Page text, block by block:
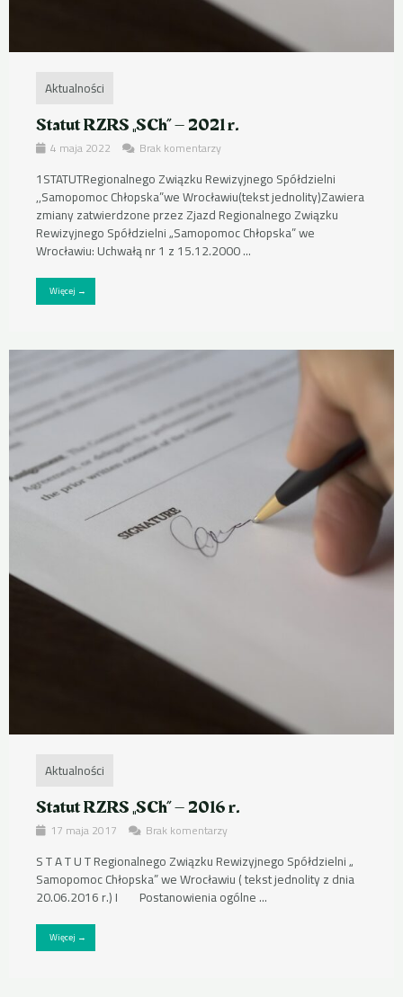
Aktualności
Statut RZRS „SCh” – 2021 r.
4 maja 2022 Brak komentarzy
1STATUTRegionalnego Związku Rewizyjnego Spółdzielni
,,Samopomoc Chłopska”we Wrocławiu(tekst jednolity)Zawiera
zmiany zatwierdzone przez Zjazd Regionalnego Związku
Rewizyjnego Spółdzielni „Samopomoc Chłopska” we
Wrocławiu: Uchwałą nr 1 z 15.12.2000 ...
Więcej →
Aktualności
Statut RZRS „SCh” – 2016 r.
17 maja 2017 Brak komentarzy
S T A T U T Regionalnego Związku Rewizyjnego Spółdzielni „
Samopomoc Chłopska” we Wrocławiu ( tekst jednolity z dnia
20.06.2016 r.) I Postanowienia ogólne ...
Więcej →